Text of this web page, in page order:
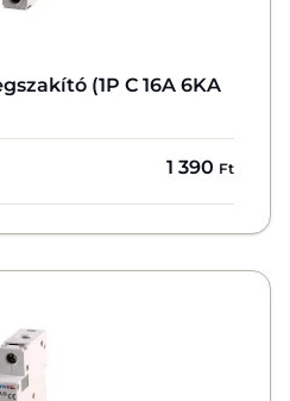
(1P C 16A 6KA
1 390 Ft